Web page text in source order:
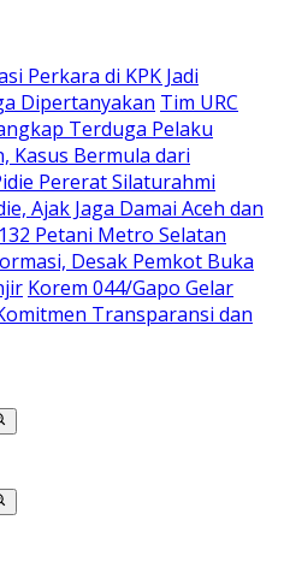
Perkara di KPK Jadi
Dipertanyakan Tim URC
Terduga Pelaku
Kasus Bermula dari
Pererat Silaturahmi
Ajak Jaga Damai Aceh dan
132 Petani Metro Selatan
Desak Pemkot Buka
Korem 044/Gapo Gelar
Transparansi dan